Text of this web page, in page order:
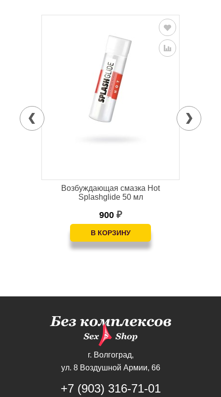
Возбуждающая смазка Hot
Splashglide 50 мл
900 ₽
г. Волгоград,
ул. 8 Воздушной Армии, 66
+7 (903) 316-71-01